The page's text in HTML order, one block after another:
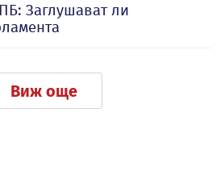
Заглушават ли
Виж още